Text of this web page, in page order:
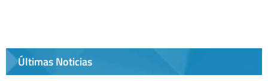
Últimas Noticias